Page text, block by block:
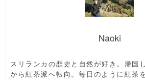
Naoki
スリランカの歴史と自然が好き。帰国
から紅茶派へ転向。毎日のように紅茶